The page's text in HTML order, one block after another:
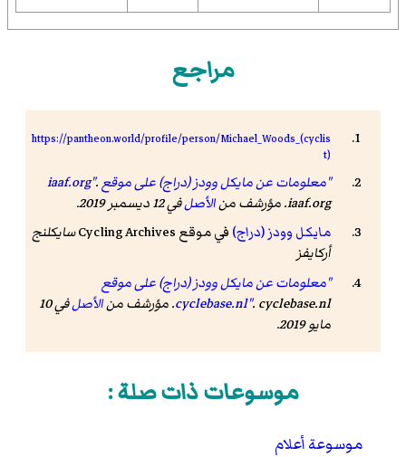
مراجع
https://pantheon.world/profile/person/Michael_Woods_(cyclis
t)
"معلومات عن مايكل وودز (دراج) على موقع iaaf.org".
iaaf.org. مؤرشف من
الأصلفي 12 ديسمبر 2019.
مايكل وودز (دراج) في موقع Cycling Archives
سايكلنج
أركايفز
"معلومات عن مايكل وودز (دراج) على موقع
cyclebase.nl". cyclebase.nl. مؤرشف من الأصل
في 10
مايو 2019.
موسوعات ذات صلة :
موسوعة أعلام